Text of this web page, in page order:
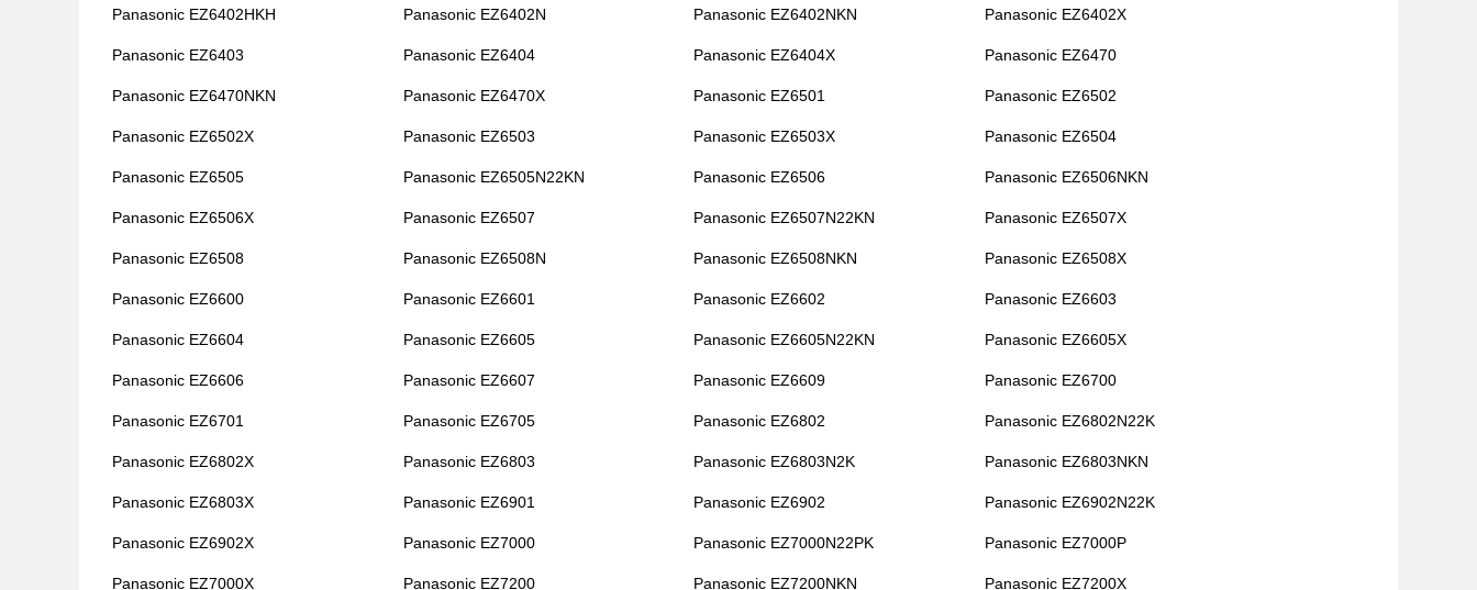
Panasonic EZ6402HKH Panasonic EZ6402N Panasonic EZ6402NKN Panasonic EZ6402X
Panasonic EZ6403 Panasonic EZ6404 Panasonic EZ6404X Panasonic EZ6470
Panasonic EZ6470NKN Panasonic EZ6470X Panasonic EZ6501 Panasonic EZ6502
Panasonic EZ6502X Panasonic EZ6503 Panasonic EZ6503X Panasonic EZ6504
Panasonic EZ6505 Panasonic EZ6505N22KN Panasonic EZ6506 Panasonic EZ6506NKN
Panasonic EZ6506X Panasonic EZ6507 Panasonic EZ6507N22KN Panasonic EZ6507X
Panasonic EZ6508 Panasonic EZ6508N Panasonic EZ6508NKN Panasonic EZ6508X
Panasonic EZ6600 Panasonic EZ6601 Panasonic EZ6602 Panasonic EZ6603
Panasonic EZ6604 Panasonic EZ6605 Panasonic EZ6605N22KN Panasonic EZ6605X
Panasonic EZ6606 Panasonic EZ6607 Panasonic EZ6609 Panasonic EZ6700
Panasonic EZ6701 Panasonic EZ6705 Panasonic EZ6802 Panasonic EZ6802N22K
Panasonic EZ6802X Panasonic EZ6803 Panasonic EZ6803N2K Panasonic EZ6803NKN
Panasonic EZ6803X Panasonic EZ6901 Panasonic EZ6902 Panasonic EZ6902N22K
Panasonic EZ6902X Panasonic EZ7000 Panasonic EZ7000N22PK Panasonic EZ7000P
Panasonic EZ7000X Panasonic EZ7200 Panasonic EZ7200NKN Panasonic EZ7200X